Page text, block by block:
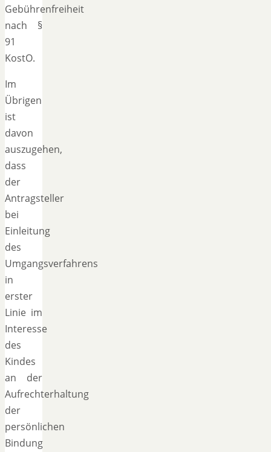
Gebührenfreiheit
nach §
91
KostO.
Im
Übrigen
ist
davon
auszugehen,
dass
der
Antragsteller
bei
Einleitung
des
Umgangsverfahrens
in
erster
Linie im
Interesse
des
Kindes
an der
Aufrechterhaltung
der
persönlichen
Bindung